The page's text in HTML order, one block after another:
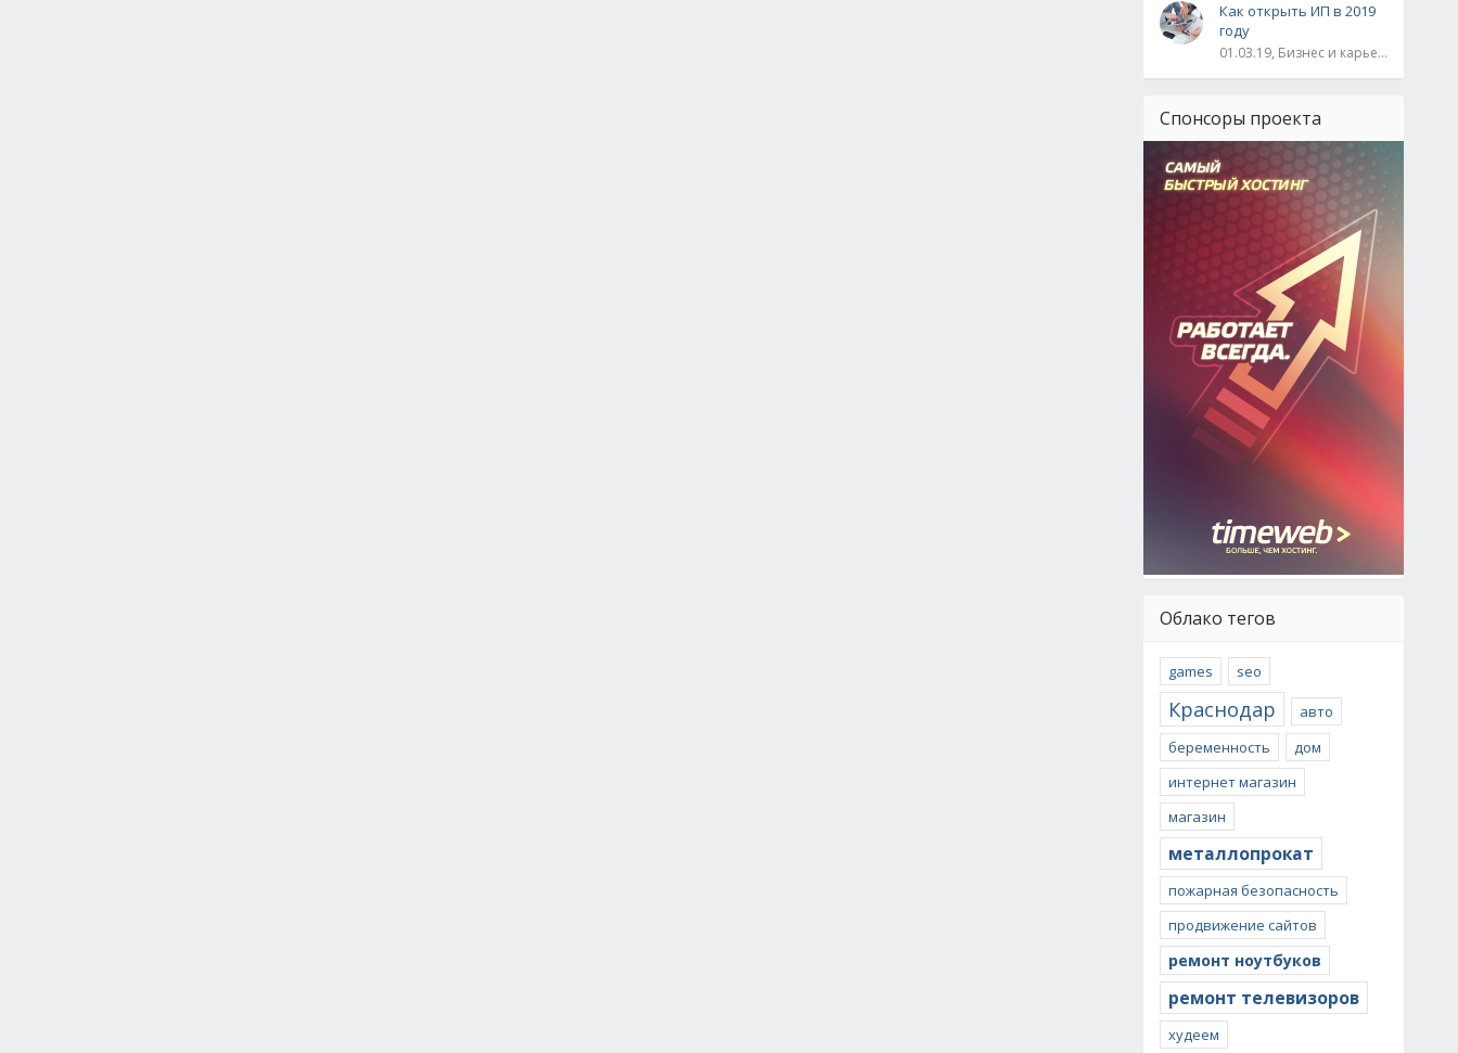
Как открыть ИП в 2019
году
01.03.19, Бизнес и карьера
Спонсоры проекта
Облако тегов
games seo
Краснодар
авто
беременность
дом
интернет магазин
магазин
металлопрокат
пожарная безопасность
продвижение сайтов
ремонт ноутбуков
ремонт телевизоров
худеем